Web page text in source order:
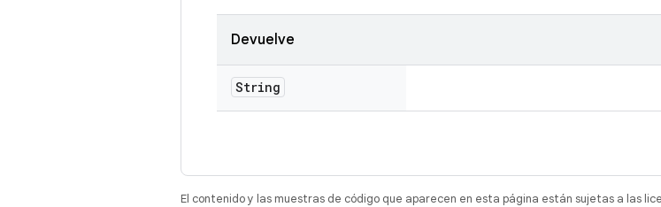
Devuelve
String
El contenido y las muestras de código que aparecen en esta página están sujetas a las